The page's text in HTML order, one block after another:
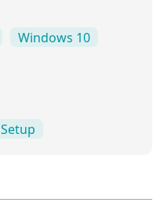
Windows 10
Setup